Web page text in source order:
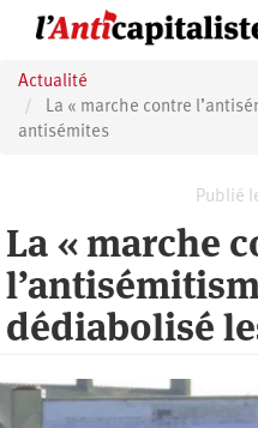
principal
Actualité
La « marche contre
antisémites
Publié
La « marche
dédiabolisé